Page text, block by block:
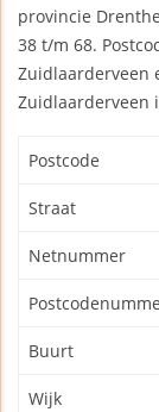
provincie
38 t/m 68.
Zuidlaarderveen
Zuidlaarderveen
Postcode
Straat
Netnummer
Buurt
Wijk